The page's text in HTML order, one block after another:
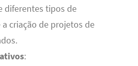
diferentes tipos de
criação de projetos de
: